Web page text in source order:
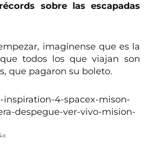
sobre las escapadas
imagínense que es la
todos los que viajan son
que pagaron su boleto.